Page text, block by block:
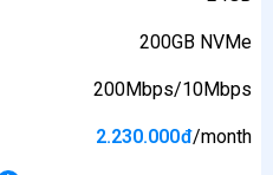
200GB NVMe
200Mbps/10Mbps
2.230.000đ/month